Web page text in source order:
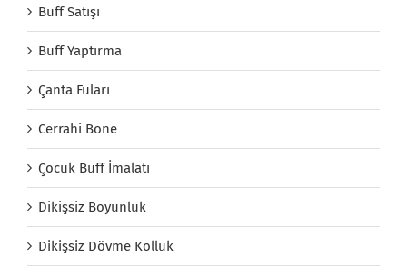
Buff Satışı
Buff Yaptırma
Çanta Fuları
Cerrahi Bone
Çocuk Buff İmalatı
Dikişsiz Boyunluk
Dikişsiz Dövme Kolluk